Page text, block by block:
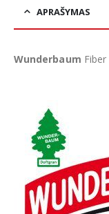
APRAŠYMAS
Wunderbaum